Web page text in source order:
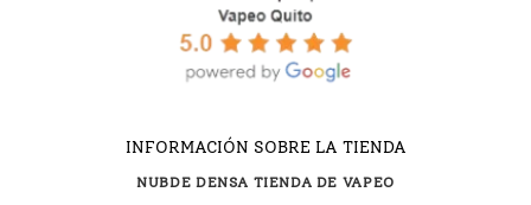
INFORMACIÓN SOBRE LA TIENDA
NUBDE DENSA TIENDA DE VAPEO